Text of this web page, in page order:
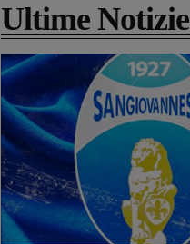
Ultime Notizie